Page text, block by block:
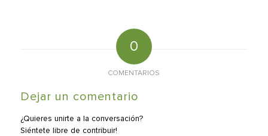
0
COMENTARIOS
Dejar un comentario
¿Quieres unirte a la conversación?
Siéntete libre de contribuir!